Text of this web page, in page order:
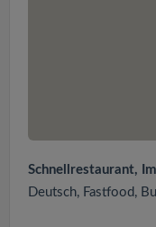
Schnellrestaurant,
Deutsch, Fastfood,